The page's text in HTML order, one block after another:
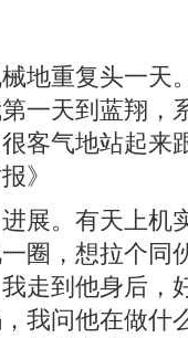
地重复头一天
一天到蓝翔，
客气地站起来
》
展。有天上机
圈，想拉个同
走到他身后，
我问他在做什